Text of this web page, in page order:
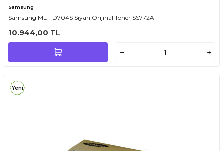
Samsung
Samsung MLT-D704S Siyah Orijinal Toner SS772A
10.944,00 TL
Yeni